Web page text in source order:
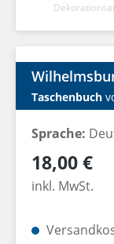
Taschenbuch
Sprache:
Regulärer
18,00 €
inkl. MwSt.